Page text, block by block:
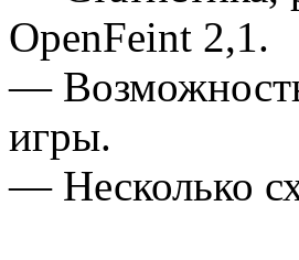
OpenFeint 2,1.
—
игры.
— Несколько